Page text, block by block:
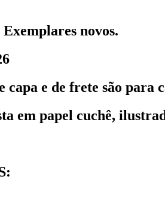
Exemplares novos.
capa e de frete são para
em papel cuchê,